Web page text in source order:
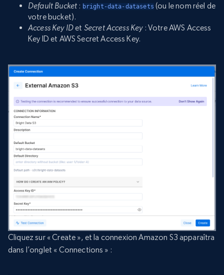
Default Bucket : bright-data-datasets (ou le nom réel de
votre bucket).
Access Key IDet Secret Access Key: Votre AWS Access
Key ID et AWS Secret Access Key.
Cliquez sur « Create », et la connexion Amazon S3 apparaîtra
dans l’onglet « Connections » :